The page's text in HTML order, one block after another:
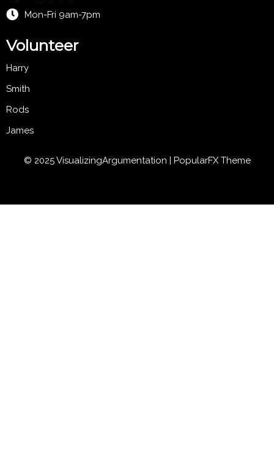
Mon-Fri 9am-7pm
Volunteer
Harry
Smith
Rods
James
© 2025 VisualizingArgumentation | PopularFX Theme